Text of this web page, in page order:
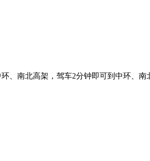
、南北高架，驾车2分钟即可到中环、